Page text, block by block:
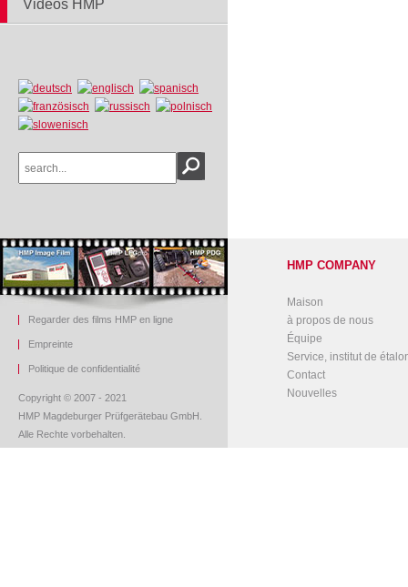
Vidéos HMP
Regarder des films HMP en ligne
Empreinte
Politique de confidentialité
Copyright © 2007 - 2021
HMP Magdeburger Prüfgerätebau GmbH.
Alle Rechte vorbehalten.
HMP COMPANY
Maison
à propos de nous
Équipe
Service, institut de
Contact
Nouvelles